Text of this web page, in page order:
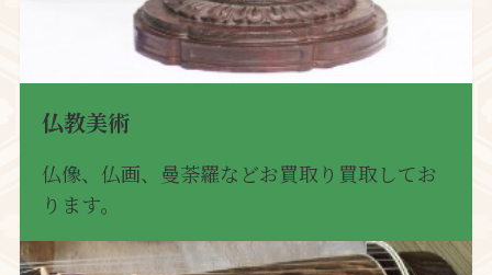
仏教美術
仏像、仏画、曼荼羅などお買取り買取してお
ります。